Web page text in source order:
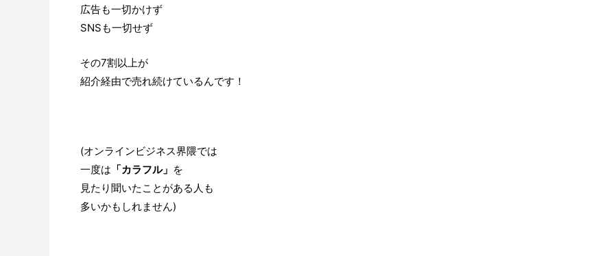
広告も一切かけず
SNSも一切せず
その7割以上が
紹介経由で売れ続けているんです！
(オンラインビジネス界隈では
一度は 「カラフル」 を
見たり聞いたことがある人も
多いかもしれません)